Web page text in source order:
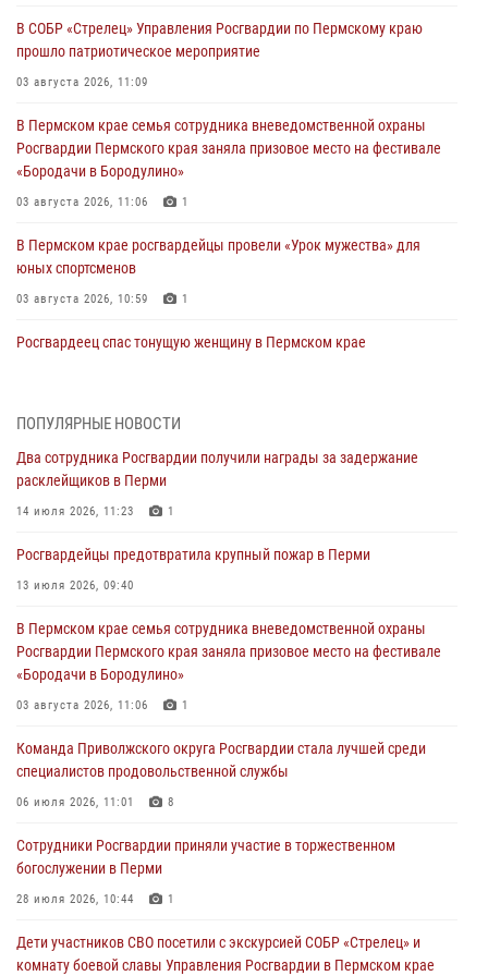
В СОБР «Стрелец» Управления Росгвардии по Пермскому краю
прошло патриотическое мероприятие
03 августа 2026, 11:09
В Пермском крае семья сотрудника вневедомственной охраны
Росгвардии Пермского края заняла призовое место на фестивале
«Бородачи в Бородулино»
03 августа 2026, 11:06 1
В Пермском крае росгвардейцы провели «Урок мужества» для
юных спортсменов
03 августа 2026, 10:59 1
Росгвардеец спас тонущую женщину в Пермском крае
Сотрудники Росгвардии приняли участие в торжественном
28 июля 2026, 10:44 1
Росгвардейцы оказали силовую поддержку при задержании
28 июля 2026, 06:15
ведомственной акции «Каникулы с Росгвардией»
24 июля 2026, 08:45
Юные защитники порядка: росгвардейцы провели день в клубе
24 июля 2026, 08:43
ПОПУЛЯРНЫЕ НОВОСТИ
Два сотрудника Росгвардии получили награды за задержание
расклейщиков в Перми
14 июля 2026, 11:23 1
Росгвардейцы предотвратила крупный пожар в Перми
13 июля 2026, 09:40
В Пермском крае семья сотрудника вневедомственной охраны
Росгвардии Пермского края заняла призовое место на фестивале
«Бородачи в Бородулино»
03 августа 2026, 11:06 1
Команда Приволжского округа Росгвардии стала лучшей среди
специалистов продовольственной службы
06 июля 2026, 11:01 8
Сотрудники Росгвардии приняли участие в торжественном
богослужении в Перми
28 июля 2026, 10:44 1
Дети участников СВО посетили с экскурсией СОБР «Стрелец» и
комнату боевой славы Управления Росгвардии в Пермском крае